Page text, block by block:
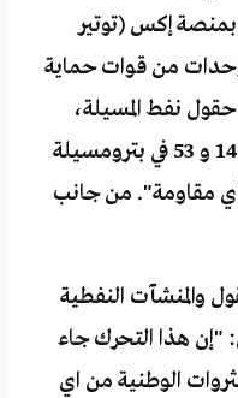
إكس (توتير
"إن وحدات من قوات حماية
نفط المسيلة،
والسيطرة الكاملة على القطاعين 14 و 53 في بترومسيلة
مقاومة". من جانب
والمنشآت النفطية
هذا التحرك جاء
الوطنية من اي